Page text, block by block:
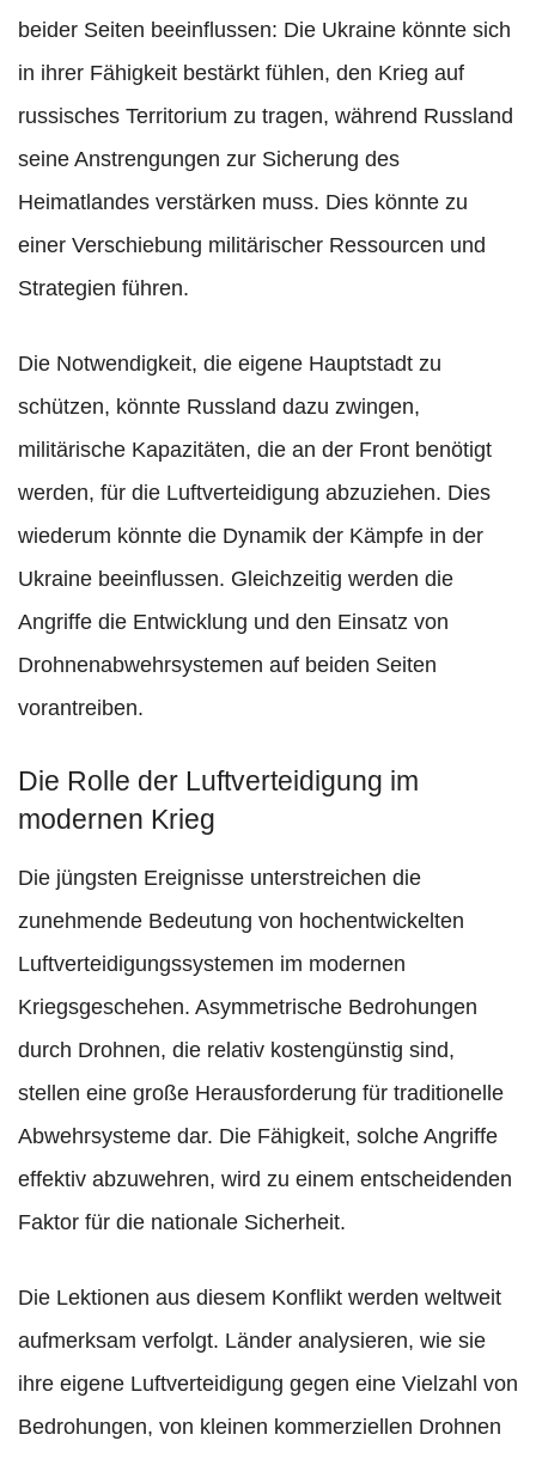
beider Seiten beeinflussen: Die Ukraine könnte sich
in ihrer Fähigkeit bestärkt fühlen, den Krieg auf
russisches Territorium zu tragen, während Russland
seine Anstrengungen zur Sicherung des
Heimatlandes verstärken muss. Dies könnte zu
einer Verschiebung militärischer Ressourcen und
Strategien führen.
Die Notwendigkeit, die eigene Hauptstadt zu
schützen, könnte Russland dazu zwingen,
militärische Kapazitäten, die an der Front benötigt
werden, für die Luftverteidigung abzuziehen. Dies
wiederum könnte die Dynamik der Kämpfe in der
Ukraine beeinflussen. Gleichzeitig werden die
Angriffe die Entwicklung und den Einsatz von
Drohnenabwehrsystemen auf beiden Seiten
vorantreiben.
Die Rolle der Luftverteidigung im
modernen Krieg
Die jüngsten Ereignisse unterstreichen die
zunehmende Bedeutung von hochentwickelten
Luftverteidigungssystemen im modernen
Kriegsgeschehen. Asymmetrische Bedrohungen
durch Drohnen, die relativ kostengünstig sind,
stellen eine große Herausforderung für traditionelle
Abwehrsysteme dar. Die Fähigkeit, solche Angriffe
effektiv abzuwehren, wird zu einem entscheidenden
Faktor für die nationale Sicherheit.
Die Lektionen aus diesem Konflikt werden weltweit
aufmerksam verfolgt. Länder analysieren, wie sie
ihre eigene Luftverteidigung gegen eine Vielzahl von
Bedrohungen, von kleinen kommerziellen Drohnen